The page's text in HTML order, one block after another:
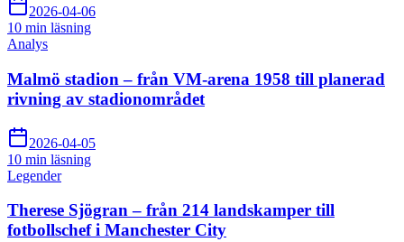
2026-04-06
10 min läsning
Analys
Malmö stadion – från VM-arena 1958 till planerad
rivning av stadionområdet
2026-04-05
10 min läsning
Legender
Therese Sjögran – från 214 landskamper till
fotbollschef i Manchester City